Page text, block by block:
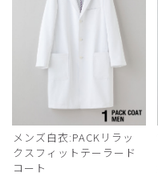
メンズ白衣:PACKリラッ
クスフィットテーラード
コート